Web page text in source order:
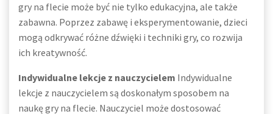
gry na flecie może być nie tylko edukacyjna, ale także
zabawna. Poprzez zabawę i eksperymentowanie, dzieci
mogą odkrywać różne dźwięki i techniki gry, co rozwija
ich kreatywność.
Indywidualne lekcje z nauczycielem Indywidualne
lekcje z nauczycielem są doskonałym sposobem na
naukę gry na flecie. Nauczyciel może dostosować